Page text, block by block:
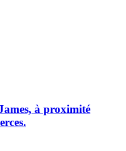
à proximité